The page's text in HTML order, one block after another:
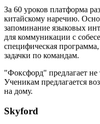
За 60 уроков платформа
китайскому наречию.
запоминание языковых
для коммуникации с
специфическая
задачки по командам.
"Фоксфорд" предлагает не
Ученикам предлагается
на дому.
Skyford